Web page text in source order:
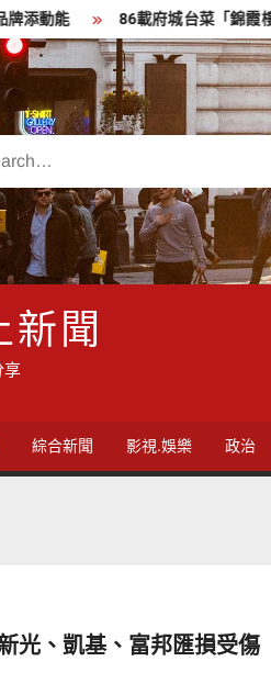
86載府城台菜「錦霞樓」煥新回
新聞
享
綜合新聞 影視.娛樂 政治
光、凱基、富邦匯損受